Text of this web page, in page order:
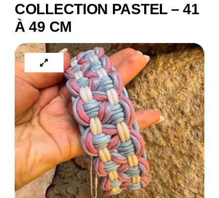
COLLECTION PASTEL – 41
À 49 CM